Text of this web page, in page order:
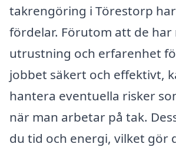
takrengöring i Törestorp
fördelar. Förutom att de
utrustning och erfarenhet
jobbet säkert och effektivt,
hantera eventuella risker
när man arbetar på tak.
du tid och energi, vilket gör